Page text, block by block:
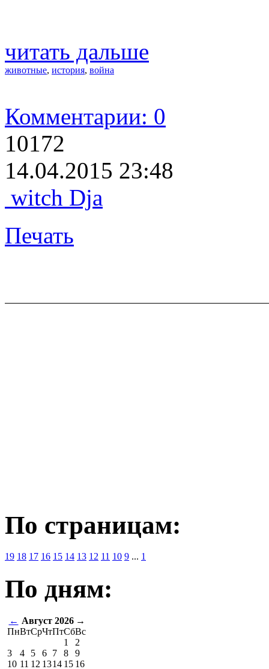
читать дальше
животные, история, война
Комментарии: 0
10172
14.04.2015 23:48
witch Dja
Печать
По страницам:
19 18 17 16 15 14 13 12 11 10 9 ... 1
По дням:
← Август 2026 →
ПнВтСрЧтПтСбВс
1
2
3
4 5 6 7 8
9
10 11 12 1314 15 16